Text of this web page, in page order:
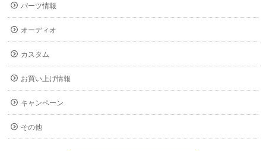
パーツ情報
オーディオ
カスタム
お買い上げ情報
キャンペーン
その他